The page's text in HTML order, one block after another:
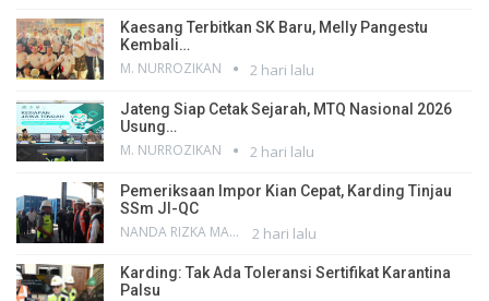
Kaesang Terbitkan SK Baru, Melly Pangestu
Kembali…
M. NURROZIKAN 2 hari lalu
Jateng Siap Cetak Sejarah, MTQ Nasional 2026
Usung…
M. NURROZIKAN 2 hari lalu
Pemeriksaan Impor Kian Cepat, Karding Tinjau
SSm JI-QC
NANDA RIZKA MAHENDRA 2 hari lalu
Karding: Tak Ada Toleransi Sertifikat Karantina
Palsu